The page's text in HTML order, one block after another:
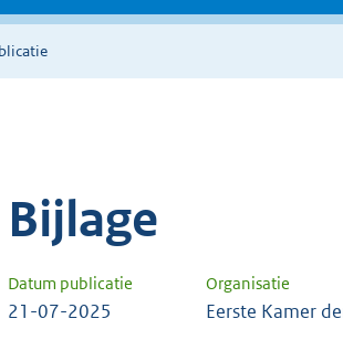
Bijlage
Datum publicatie Organisatie
21-07-2025 Eerste Kamer